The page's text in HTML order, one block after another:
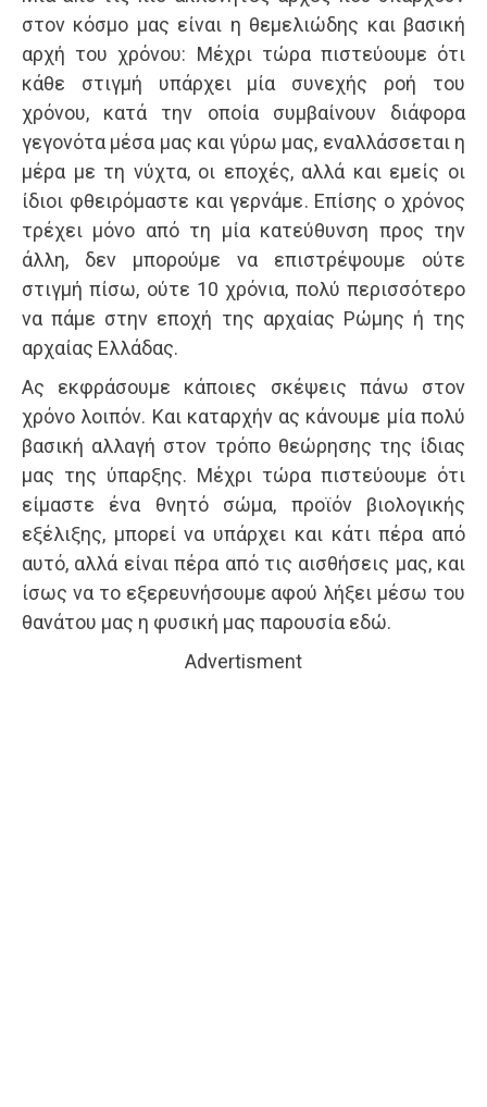
στον κόσμο μας είναι η θεμελιώδης και βασική
αρχή του χρόνου: Μέχρι τώρα πιστεύουμε ότι
κάθε στιγμή υπάρχει μία συνεχής ροή του
χρόνου, κατά την οποία συμβαίνουν διάφορα
γεγονότα μέσα μας και γύρω μας, εναλλάσσεται η
μέρα με τη νύχτα, οι εποχές, αλλά και εμείς οι
ίδιοι φθειρόμαστε και γερνάμε. Επίσης ο χρόνος
τρέχει μόνο από τη μία κατεύθυνση προς την
άλλη, δεν μπορούμε να επιστρέψουμε ούτε
στιγμή πίσω, ούτε 10 χρόνια, πολύ περισσότερο
να πάμε στην εποχή της αρχαίας Ρώμης ή της
αρχαίας Ελλάδας.
Ας εκφράσουμε κάποιες σκέψεις πάνω στον
χρόνο λοιπόν. Και καταρχήν ας κάνουμε μία πολύ
βασική αλλαγή στον τρόπο θεώρησης της ίδιας
μας της ύπαρξης. Μέχρι τώρα πιστεύουμε ότι
είμαστε ένα θνητό σώμα, προϊόν βιολογικής
εξέλιξης, μπορεί να υπάρχει και κάτι πέρα από
αυτό, αλλά είναι πέρα από τις αισθήσεις μας, και
ίσως να το εξερευνήσουμε αφού λήξει μέσω του
θανάτου μας η φυσική μας παρουσία εδώ.
Advertisment